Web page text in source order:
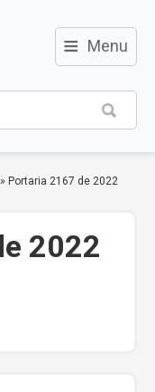
≡ Menu
» Portaria 2167 de 2022
2022